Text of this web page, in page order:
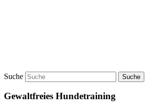
Suche
Gewaltfreies Hundetraining